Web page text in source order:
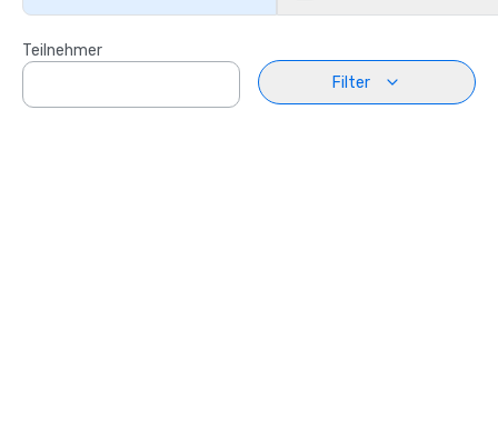
Teilnehmer
Filter